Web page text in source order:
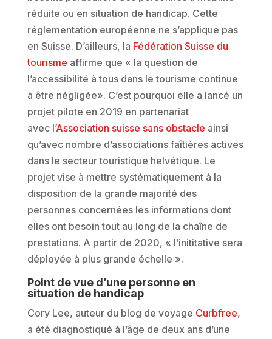
réduite ou en situation de handicap. Cette
réglementation européenne ne s’applique pas
en Suisse. D’ailleurs, la Fédération Suisse du
tourisme affirme que « la question de
l’accessibilité à tous dans le tourisme continue
à être négligée». C’est pourquoi elle a lancé un
projet pilote en 2019 en partenariat
avec l’Association suisse sans obstacle ainsi
qu’avec nombre d’associations faîtières actives
dans le secteur touristique helvétique. Le
projet vise à mettre systématiquement à la
disposition de la grande majorité des
personnes concernées les informations dont
elles ont besoin tout au long de la chaîne de
prestations. A partir de 2020, « l’inititative sera
déployée à plus grande échelle ».
Point de vue d’une personne en
situation de handicap
Cory Lee, auteur du blog de voyage Curbfree,
a été diagnostiqué à l’âge de deux ans d’une